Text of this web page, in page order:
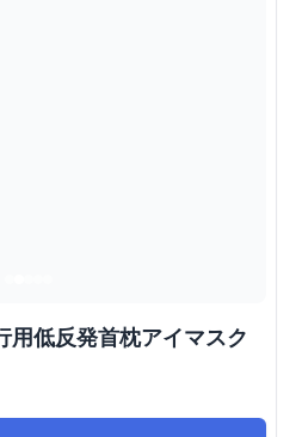
用低反発首枕アイマスク